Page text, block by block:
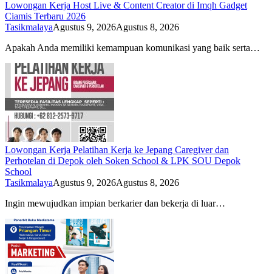
Lowongan Kerja Host Live & Content Creator di Imqh Gadget
Ciamis Terbaru 2026
TasikmalayaAgustus 9, 2026Agustus 8, 2026
Apakah Anda memiliki kemampuan komunikasi yang baik serta…
Lowongan Kerja Pelatihan Kerja ke Jepang Caregiver dan
Perhotelan di Depok oleh Soken School & LPK SOU Depok
School
TasikmalayaAgustus 9, 2026Agustus 8, 2026
Ingin mewujudkan impian berkarier dan bekerja di luar…